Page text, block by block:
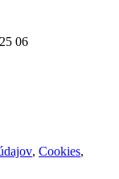
06
, Cookies,